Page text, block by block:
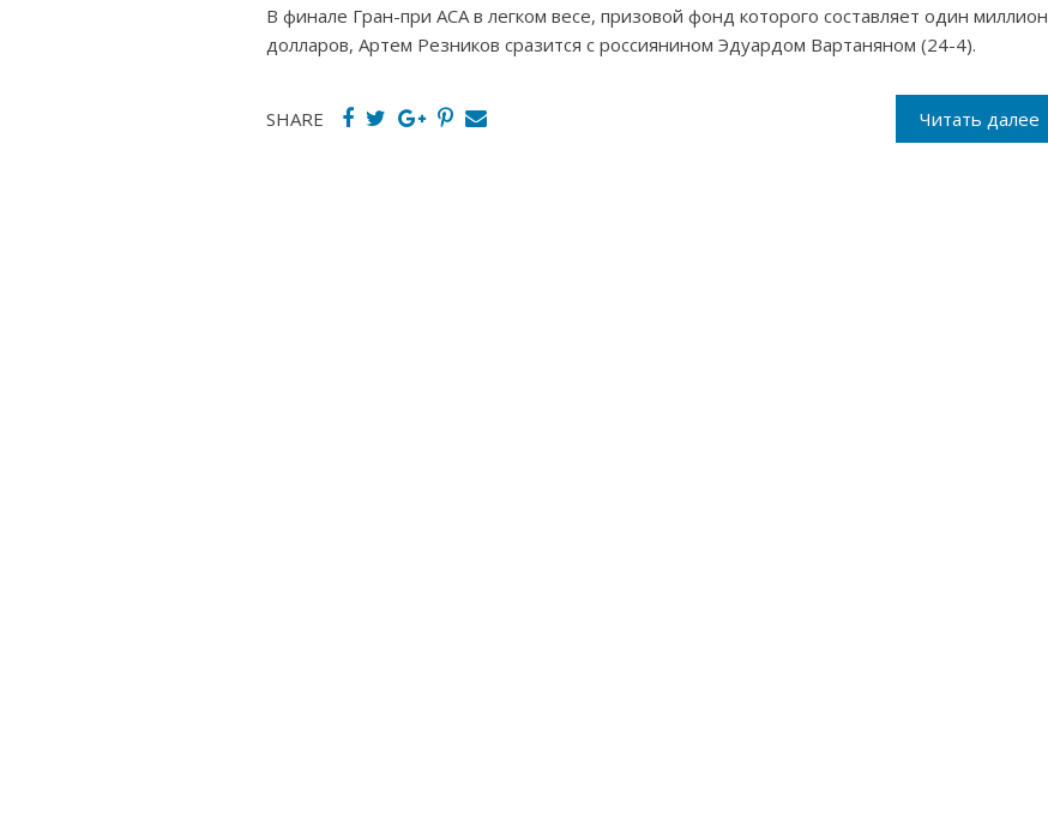
В финале Гран-при АСА в легком весе, призовой фонд которого составляет один миллион
долларов, Артем Резников сразится с россиянином Эдуардом Вартаняном (24-4).
Читать далее
SHARE